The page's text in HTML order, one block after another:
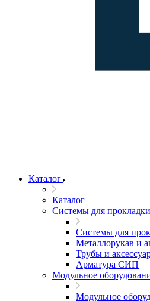
Каталог
Каталог
Системы для
Системы для
Металлорукав и
Трубы и
Арматура СИП
Модульное
Модульное